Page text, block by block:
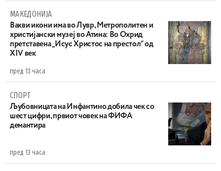
МАКЕДОНИЈА
Вакви икони има во Лувр, Метрополитен и
христијански музеј во Атина: Во Охрид
претставена „Исус Христос на престол“ од
XIV век
пред 13 часа
СПОРТ
Љубовницата на Инфантино добила чек со
шест цифри, првиот човек на ФИФА
демантира
пред 13 часа